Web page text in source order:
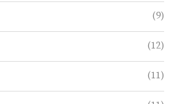
(9)
(12)
(11)